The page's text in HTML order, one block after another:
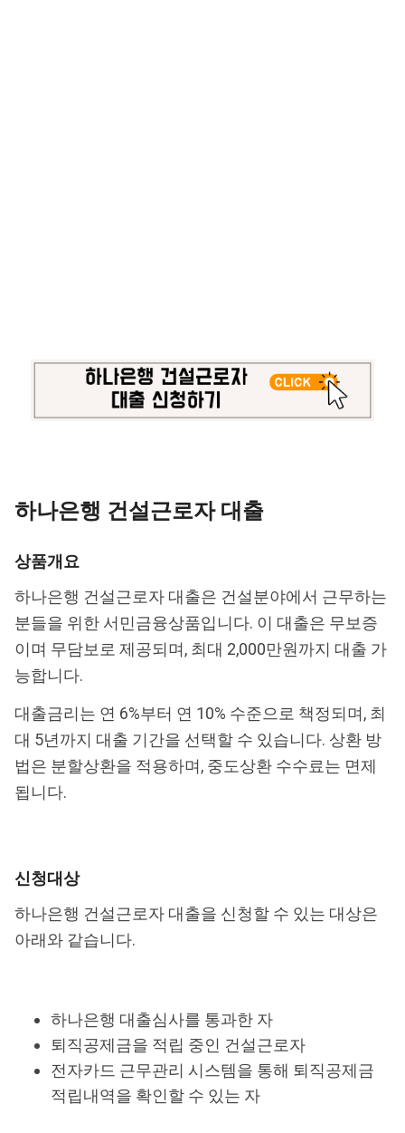
하나은행 건설근로자 대출
상품개요
하나은행 건설근로자 대출은 건설분야에서 근무하는
분들을 위한 서민금융상품입니다. 이 대출은 무보증
이며 무담보로 제공되며, 최대 2,000만원까지 대출 가
능합니다.
대출금리는 연 6%부터 연 10% 수준으로 책정되며, 최
대 5년까지 대출 기간을 선택할 수 있습니다. 상환 방
법은 분할상환을 적용하며, 중도상환 수수료는 면제
됩니다.
신청대상
하나은행 건설근로자 대출을 신청할 수 있는 대상은
아래와 같습니다.
하나은행 대출심사를 통과한 자
퇴직공제금을 적립 중인 건설근로자
전자카드 근무관리 시스템을 통해 퇴직공제금
적립내역을 확인할 수 있는 자